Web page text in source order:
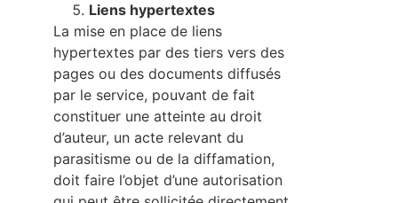
Liens hypertextes
La mise en place de liens
hypertextes par des tiers vers des
pages ou des documents diffusés
par le service, pouvant de fait
constituer une atteinte au droit
d’auteur, un acte relevant du
parasitisme ou de la diffamation,
doit faire l’objet d’une autorisation